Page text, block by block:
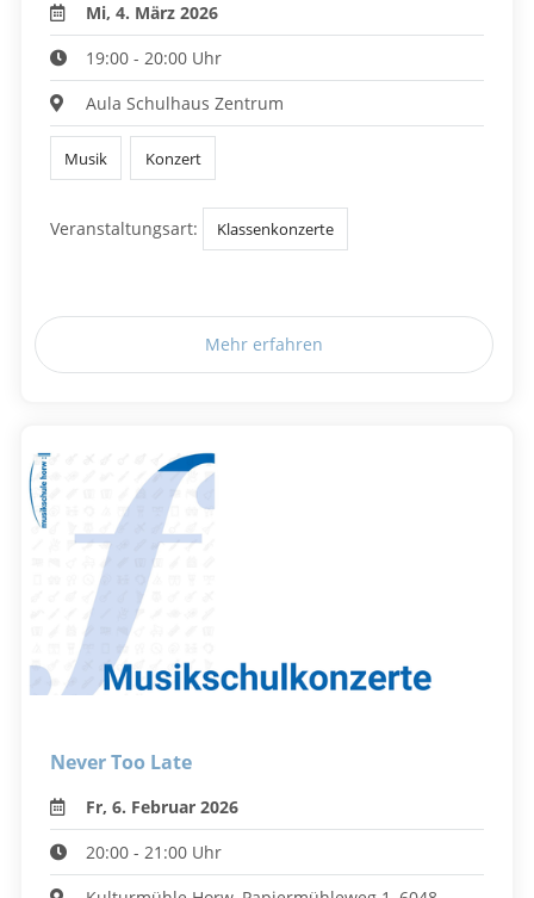
Mi, 4. März 2026
19:00 - 20:00 Uhr
Aula Schulhaus Zentrum
Musik Konzert
Veranstaltungsart: Klassenkonzerte
Mehr erfahren
Never Too Late
Fr, 6. Februar 2026
20:00 - 21:00 Uhr